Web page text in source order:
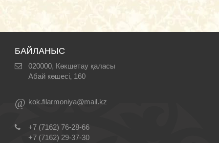
БАЙЛАНЫС
020000, Көкшетау қаласы
Абай көшесі, 160
@ kok.filarmoniya@mail.kz
+7 (7162) 76-28-66
+7 (7162) 29-37-30